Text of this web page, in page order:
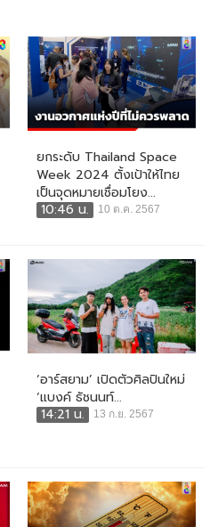
ยกระดับ Thailand Space
Week 2024 ตั้งเป้าให้ไทย
เป็นจุดหมายเชื่อมโยง...
10:46 น.
10 ต.ค. 2567
‘อาร์สยาม’ เปิดตัวศิลปินใหม่
‘แบงค์ ธัชนนท์...
14:21 น.
13 ก.ย. 2567